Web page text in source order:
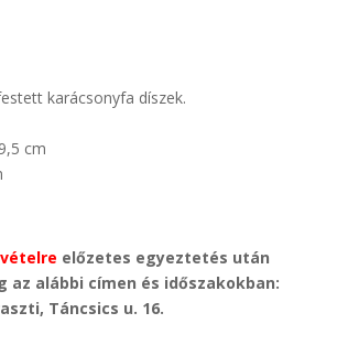
karácsonyfa díszek.
cm
előzetes egyeztetés után
az alábbi címen és időszakokban:
Táncsics u. 16.